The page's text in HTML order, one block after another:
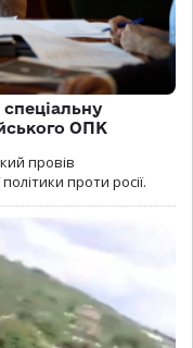
ОПК
провів
проти росії.